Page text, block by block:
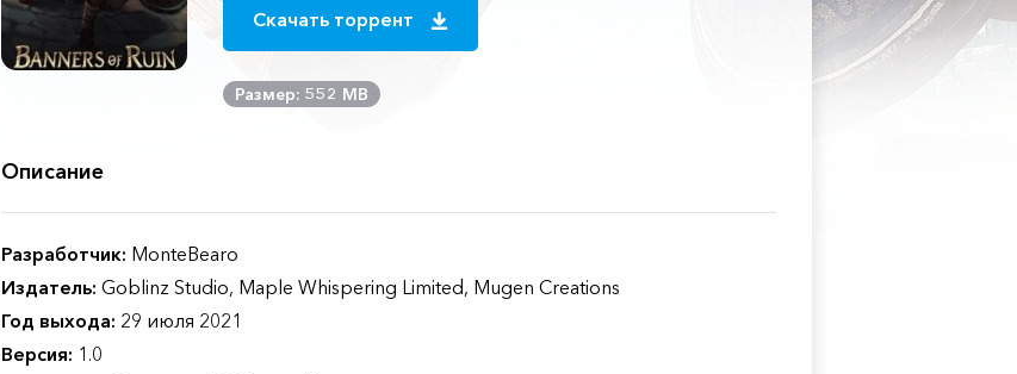
Скачать торрент
Размер: 552 MB
Описание
Разработчик: MonteBearo
Издатель: Goblinz Studio, Maple Whispering Limited, Mugen Creations
Год выхода: 29 июля 2021
Версия: 1.0